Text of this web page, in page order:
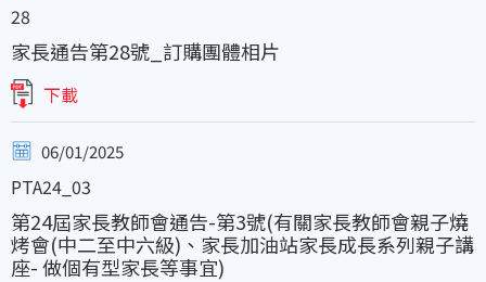
28
家長通告第28號_訂購團體相片
下載
06/01/2025
PTA24_03
第24屆家長教師會通告-第3號(有關家長教師會親子燒
烤會(中二至中六級)、家長加油站家長成長系列親子講
座- 做個有型家長等事宜)